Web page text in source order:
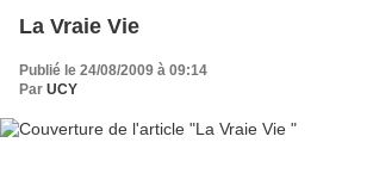
La Vraie Vie
Publié le 24/08/2009 à 09:14
Par UCY